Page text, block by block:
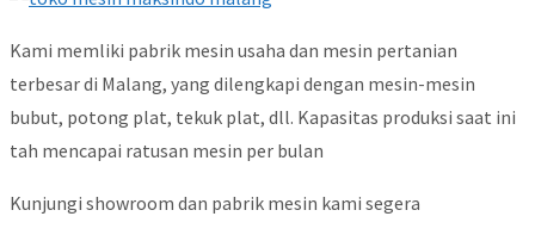
Kami memliki pabrik mesin usaha dan mesin pertanian
terbesar di Malang, yang dilengkapi dengan mesin-mesin
bubut, potong plat, tekuk plat, dll. Kapasitas produksi saat ini
tah mencapai ratusan mesin per bulan
Kunjungi showroom dan pabrik mesin kami segera